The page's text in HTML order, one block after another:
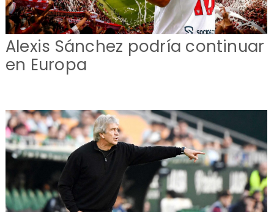
Alexis Sánchez podría continuar
en Europa